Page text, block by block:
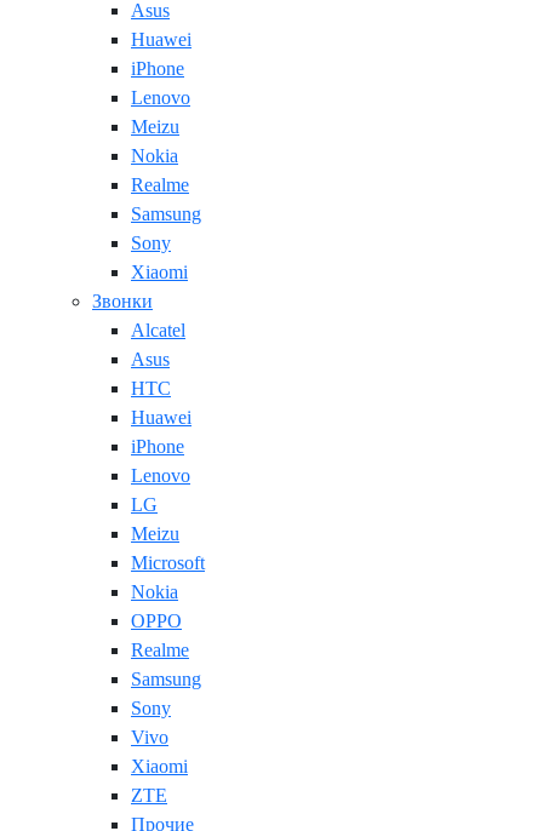
Asus
Huawei
iPhone
Lenovo
Meizu
Nokia
Realme
Samsung
Sony
Xiaomi
Звонки
Alcatel
Asus
HTC
Huawei
iPhone
Lenovo
LG
Meizu
Microsoft
Nokia
OPPO
Realme
Samsung
Sony
Vivo
Xiaomi
ZTE
Прочие